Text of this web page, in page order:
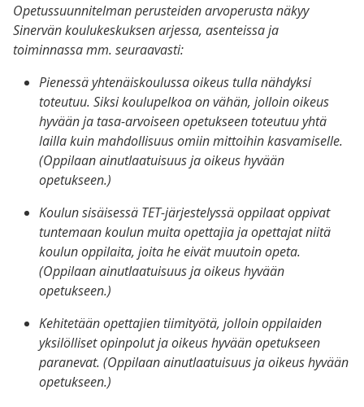
Opetussuunnitelman perusteiden arvoperusta näkyy
Sinervän koulukeskuksen arjessa, asenteissa ja
toiminnassa mm. seuraavasti:
Pienessä yhtenäiskoulussa oikeus tulla nähdyksi
toteutuu. Siksi koulupelkoa on vähän, jolloin oikeus
hyvään ja tasa-arvoiseen opetukseen toteutuu yhtä
lailla kuin mahdollisuus omiin mittoihin kasvamiselle.
(Oppilaan ainutlaatuisuus ja oikeus hyvään
opetukseen.)
Koulun sisäisessä TET-järjestelyssä oppilaat oppivat
tuntemaan koulun muita opettajia ja opettajat niitä
koulun oppilaita, joita he eivät muutoin opeta.
(Oppilaan ainutlaatuisuus ja oikeus hyvään
opetukseen.)
Kehitetään opettajien tiimityötä, jolloin oppilaiden
yksilölliset opinpolutja oikeus hyvään opetukseen
paranevat. (Oppilaan ainutlaatuisuus ja oikeus hyvään
opetukseen.)